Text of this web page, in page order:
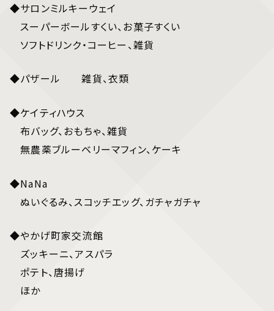
◆サロンミルキーウェイ
スーパーボールすくい、お菓子すくい
ソフトドリンク・コーヒー、雑貨
◆パザール 雑貨、衣類
◆ケイティハウス
布バッグ、おもちゃ、雑貨
無農薬ブルーベリーマフィン、ケーキ
◆NaNa
ぬいぐるみ、スコッチエッグ、ガチャガチャ
◆やかげ町家交流館
ズッキーニ、アスパラ
ポテト、唐揚げ
ほか